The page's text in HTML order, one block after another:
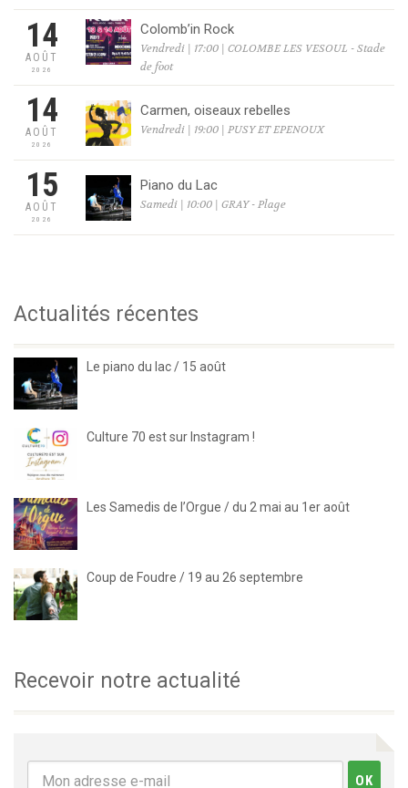
14
AOÛT
2026
Colomb’in Rock
Vendredi | 17:00 | COLOMBE LES VESOUL - Stade
de foot
14
AOÛT
2026
Carmen, oiseaux rebelles
Vendredi | 19:00 | PUSY ET EPENOUX
15
AOÛT
2026
Piano du Lac
Samedi | 10:00 | GRAY - Plage
Actualités récentes
Le piano du lac / 15 août
Culture 70 est sur Instagram !
Les Samedis de l’Orgue / du 2 mai au 1er août
Coup de Foudre / 19 au 26 septembre
Recevoir notre actualité